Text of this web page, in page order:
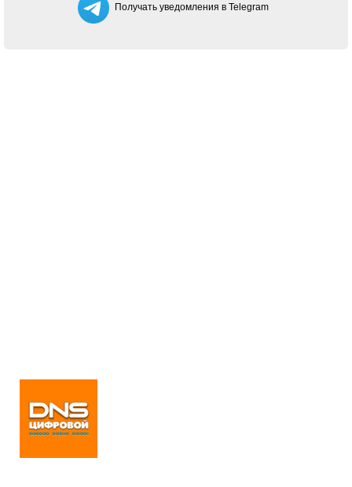
Получать уведомления в Telegram